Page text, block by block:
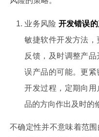
业务风险 开发错误
敏捷软件开发方法
反馈，及时调整产
误产品的可能。更
开发过程，定期向
品的方向作出及时的
不确定性并不意味着范围